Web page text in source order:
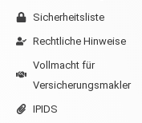
Sicherheitsliste
Rechtliche Hinweise
Vollmacht für
Versicherungsmakler
IPIDS